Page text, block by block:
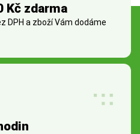
Kč zdarma
DPH a zboží Vám dodáme